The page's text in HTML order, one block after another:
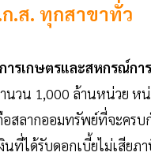
.ส. ทุกสาขาทั่ว
ารเกษตรและสหกรณ์กา
นวน 1,000 ล้านหน่วย ห
สลากออมทรัพย์ที่จะคร
ที่ได้รับดอกเบี้ยไม่เสียภ